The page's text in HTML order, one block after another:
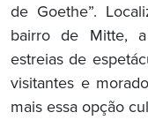
de Goethe”.
bairro de Mitte,
estreias de
visitantes e
mais essa opção